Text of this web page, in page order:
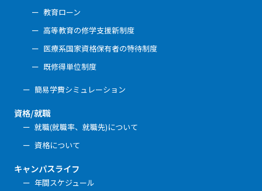
教育ローン
高等教育の修学支援新制度
医療系国家資格保有者の特待制度
既修得単位制度
簡易学費シミュレーション
資格/就職
就職(就職率、就職先)について
資格について
キャンパスライフ
年間スケジュール